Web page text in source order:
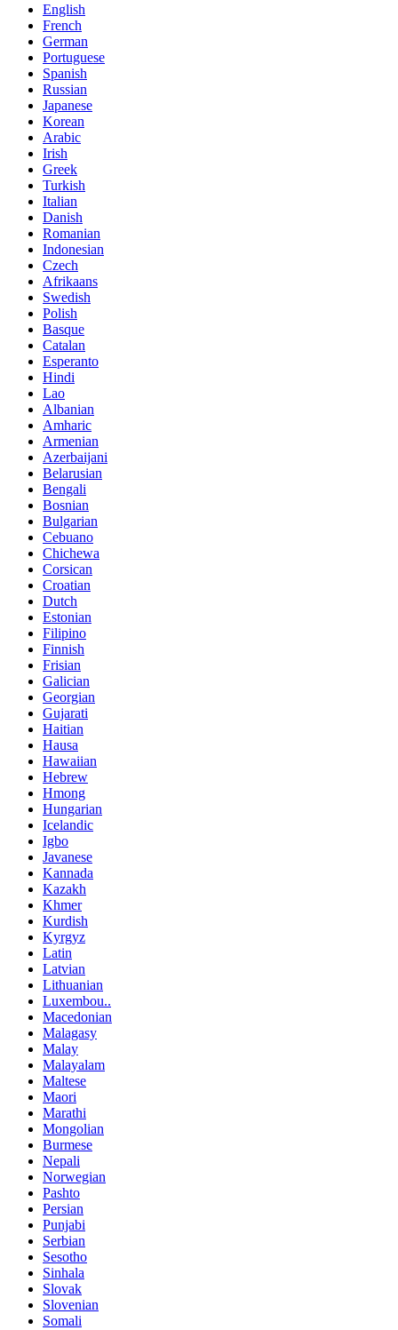
English
French
German
Portuguese
Spanish
Russian
Japanese
Korean
Arabic
Irish
Greek
Turkish
Italian
Danish
Romanian
Indonesian
Czech
Afrikaans
Swedish
Polish
Basque
Catalan
Esperanto
Hindi
Lao
Albanian
Amharic
Armenian
Azerbaijani
Belarusian
Bengali
Bosnian
Bulgarian
Cebuano
Chichewa
Corsican
Croatian
Dutch
Estonian
Filipino
Finnish
Frisian
Galician
Georgian
Gujarati
Haitian
Hausa
Hawaiian
Hebrew
Hmong
Hungarian
Icelandic
Igbo
Javanese
Kannada
Kazakh
Khmer
Kurdish
Kyrgyz
Latin
Latvian
Lithuanian
Luxembou..
Macedonian
Malagasy
Malay
Malayalam
Maltese
Maori
Marathi
Mongolian
Burmese
Nepali
Norwegian
Pashto
Persian
Punjabi
Serbian
Sesotho
Sinhala
Slovak
Slovenian
Somali